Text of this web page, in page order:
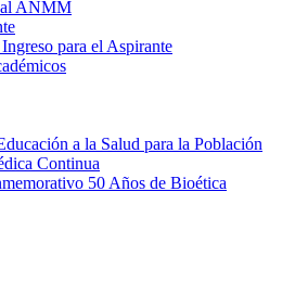
ANMM
para el Aspirante
a la Salud para la Población
Continua
50 Años de Bioética